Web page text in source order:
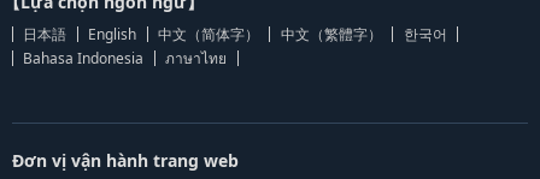
日本語 English 中文（简体字） 中文（繁體字）
한국어
Bahasa Indonesia
ภาษาไทย
Đơn vị vận hành trang web